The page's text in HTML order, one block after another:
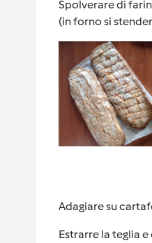
Spolverare di
(in forno si
Adagiare su
Estrarre la teglia